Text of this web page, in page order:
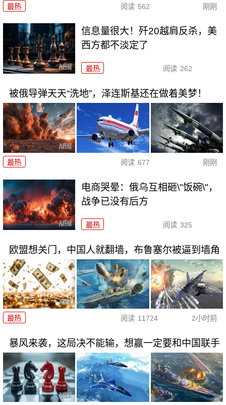
最热 阅读 562 刚刚
信息量很大！歼20越肩反杀，美
西方都不淡定了
最热 阅读 262
被俄导弹天天“洗地”，泽连斯基还在做着美梦！
最热 阅读 677 刚刚
电商哭晕：俄乌互相砸\"饭碗\"，
战争已没有后方
最热 阅读 325
欧盟想关门，中国人就翻墙，布鲁塞尔被逼到墙角
最热 阅读 11724 2小时前
暴风来袭，这局决不能输，想赢一定要和中国联手